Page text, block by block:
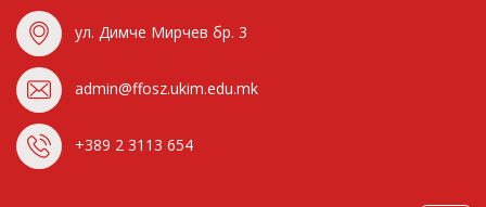
ул. Димче Мирчев бр. 3
admin@ffosz.ukim.edu.mk
+389 2 3113 654